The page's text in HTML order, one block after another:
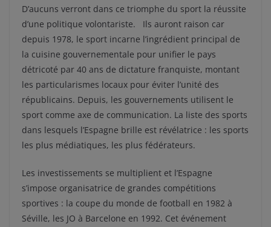
D’aucuns verront dans ce triomphe du sport la réussite
d’une politique volontariste. Ils auront raison car
depuis 1978, le sport incarne l’ingrédient principal de
la cuisine gouvernementale pour unifier le pays
détricoté par 40 ans de dictature franquiste, montant
les particularismes locaux pour éviter l’unité des
républicains. Depuis, les gouvernements utilisent le
sport comme axe de communication. La liste des sports
dans lesquels l’Espagne brille est révélatrice : les sports
les plus médiatiques, les plus fédérateurs.
Les investissements se multiplient et l’Espagne
s’impose organisatrice de grandes compétitions
sportives : la coupe du monde de football en 1982 à
Séville, les JO à Barcelone en 1992. Cet événement